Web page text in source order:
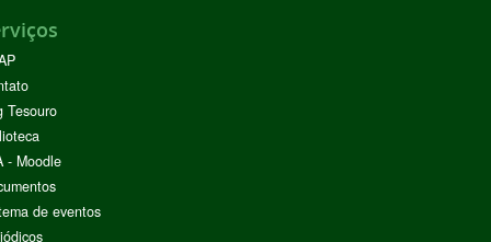
Tesouro
- Moodle
de eventos